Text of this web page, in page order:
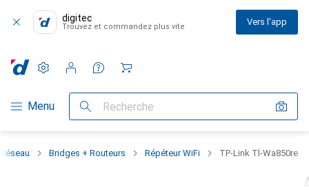
digitec
Trouvez et commandez plus vite Vers l'app
Navigation par catégorie
Menu Recherche
Paramètres
Compte client
Listes de comparaison
Listes d'envies
Panier
Réseau Bridges + Routeurs Répéteur WiFi TP-Link Tl-Wa850re